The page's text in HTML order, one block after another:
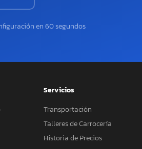
en 60 segundos
Servicios
Transportación
Talleres de Carrocería
Historia de Precios